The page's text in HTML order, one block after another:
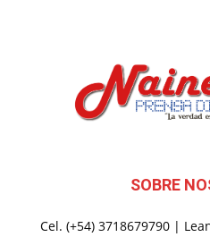
SOBRE
Cel. (+54) 3718679790 |